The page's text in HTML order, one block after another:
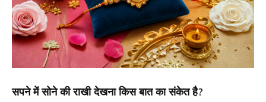
सपने में सोने की राखी देखना किस बात का संकेत है?